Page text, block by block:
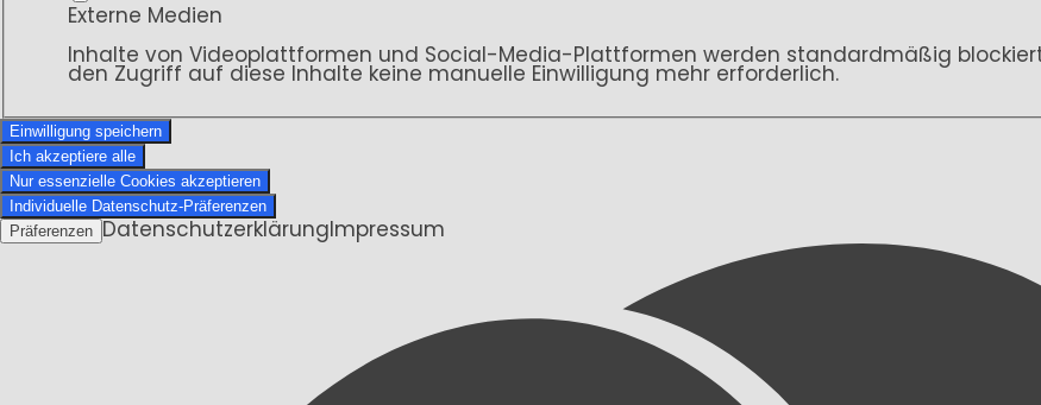
Externe Medien
Inhalte von Videoplattformen und Social-Media-Plattformen werden standardmäßig
den Zugriff auf diese Inhalte keine manuelle Einwilligung mehr erforderlich.
Einwilligung speichern
Ich akzeptiere alle
Nur essenzielle Cookies akzeptieren
Individuelle Datenschutz-Präferenzen
Präferenzen DatenschutzerklärungImpressum